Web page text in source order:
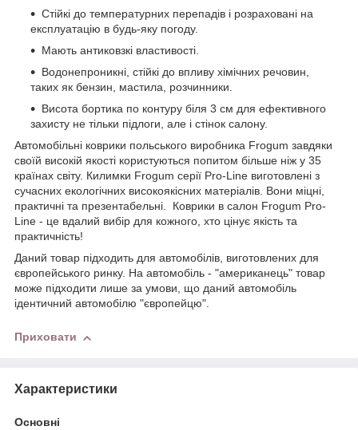
Стійкі до температурних перепадів і розраховані на
експлуатацію в будь-яку погоду.
Мають антиковзкі властивості.
Водонепроникні, стійкі до впливу хімічних речовин,
таких як бензин, мастила, розчинники.
Висота бортика по контуру біля 3 см для ефективного
захисту не тільки підлоги, але і стінок салону.
Автомобільні коврики польського виробника Frogum завдяки
своїй високій якості користуються попитом більше ніж у 35
країнах світу. Килимки Frogum серії Pro-Line виготовлені з
сучасних екологічних високоякісних матеріалів. Вони міцні,
практичні та презентабельні. Коврики в салон Frogum Pro-
Line - це вдалий вибір для кожного, хто цінує якість та
практичність!
Даний товар підходить для автомобілів, виготовлених для
європейського ринку. На автомобіль - "американець" товар
може підходити лише за умови, що даний автомобіль
ідентичний автомобілю "європейцю".
Приховати
Характеристики
Основні